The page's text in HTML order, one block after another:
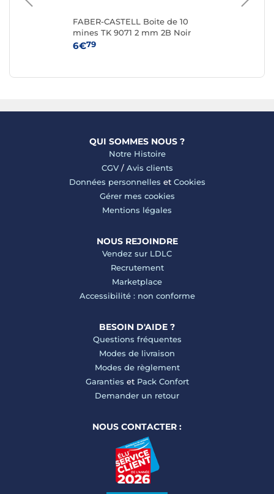
FABER-CASTELL Boite de 10
mines TK 9071 2 mm 2B Noir
foncé
6€79
QUI SOMMES NOUS ?
Notre Histoire
CGV/ Avis clients
Données personnelles et Cookies
Gérer mes cookies
Mentions légales
NOUS REJOINDRE
Vendez sur LDLC
Recrutement
Marketplace
Accessibilité : non conforme
BESOIN D'AIDE ?
Questions fréquentes
Modes de livraison
Modes de règlement
Garanties et Pack Confort
Demander un retour
NOUS CONTACTER :